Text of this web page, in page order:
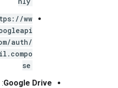
ww
auth/
se
Google Drive
: